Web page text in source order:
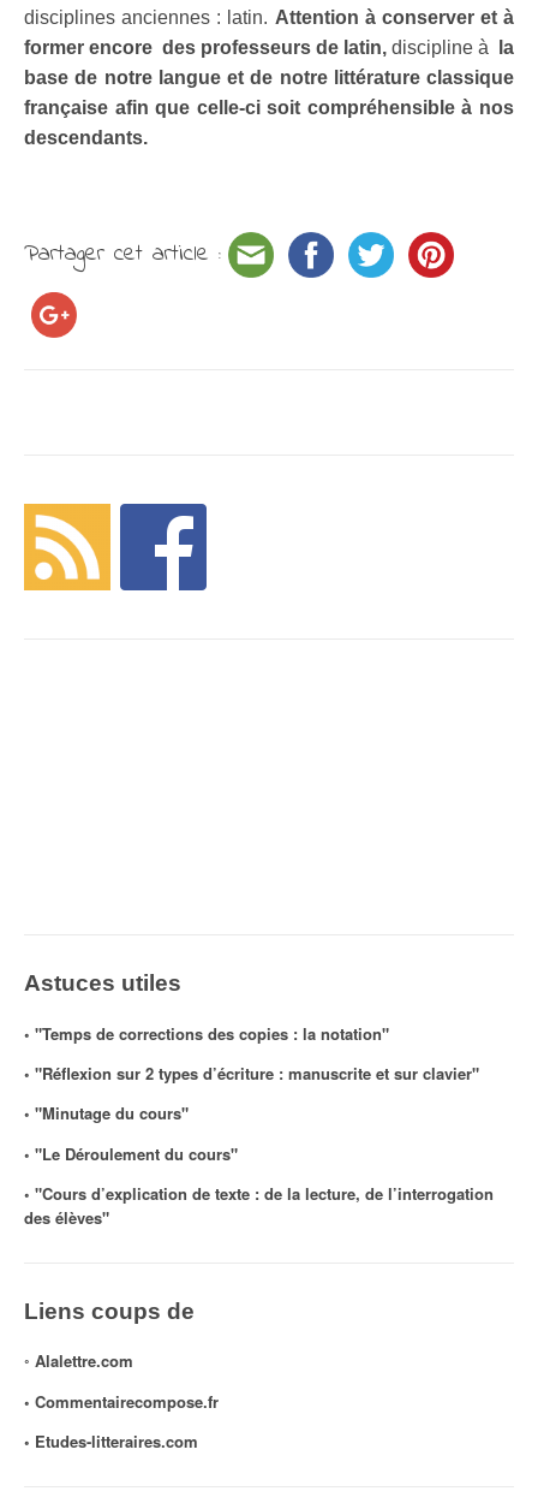
disciplines anciennes : latin. Attention à conserver et à
former encore des professeurs de latin, discipline à
la
base de notre langue et de notre littérature classique
française afin que celle-ci soit compréhensible à nos
descendants.
Partager cet article :
Astuces utiles
◦ "Temps de corrections des copies : la notation"
◦ "Réflexion sur 2 types d’écriture : manuscrite et sur clavier"
◦ "Minutage du cours"
◦ "Le Déroulement du cours"
◦ "Cours d’explication de texte : de la lecture, de l’interrogation
des élèves"
Liens coups de
◦ Alalettre.com
◦ Commentairecompose.fr
◦ Etudes-litteraires.com